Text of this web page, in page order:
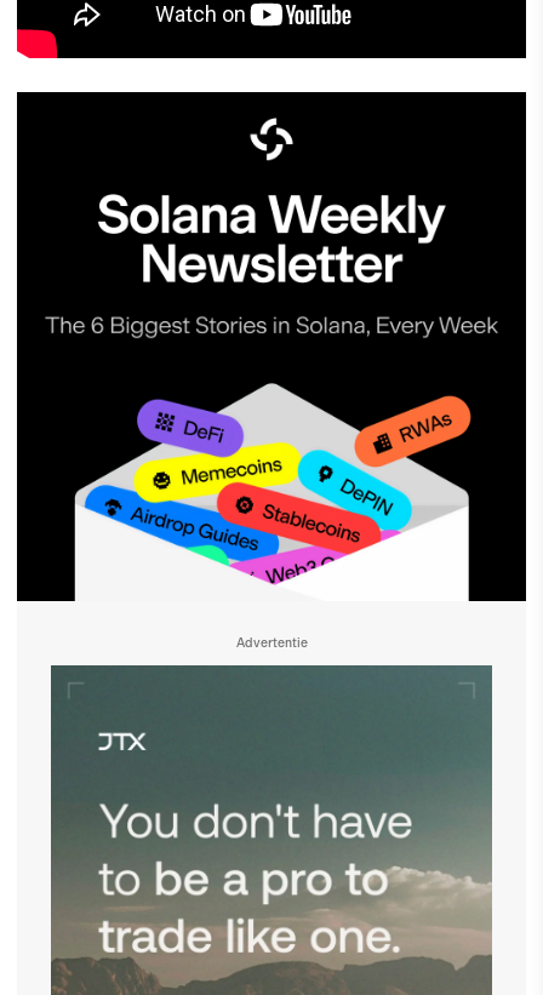
Advertentie